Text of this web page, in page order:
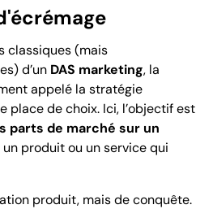
classiques (mais
d’un DAS marketing, la
appelé la stratégie
place de choix. Ici, l’objectif est
parts de marché sur un
un produit ou un service qui
produit, mais de conquête.